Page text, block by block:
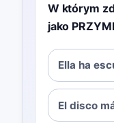
W którym
jako
Ella ha
El disco